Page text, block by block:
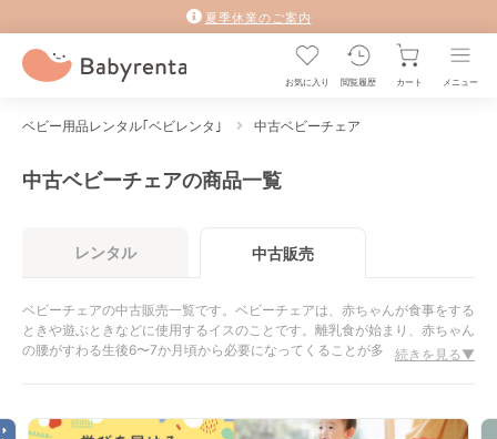
夏季休業のご案内
お気に入り 閲覧履歴 カート メニュー
ベビー用品レンタル｢ベビレンタ｣ 中古ベビーチェア
中古ベビーチェアの商品一覧
レンタル 中古販売
ベビーチェアの中古販売一覧です。ベビーチェアは、赤ちゃんが食事をする
ときや遊ぶときなどに使用するイスのことです。離乳食が始まり、赤ちゃん
の腰がすわる生後6〜7か月頃から必要になってくることが多いとされてい
前後で中古品だとその半額くらいで購入できます。
続きを見る▼